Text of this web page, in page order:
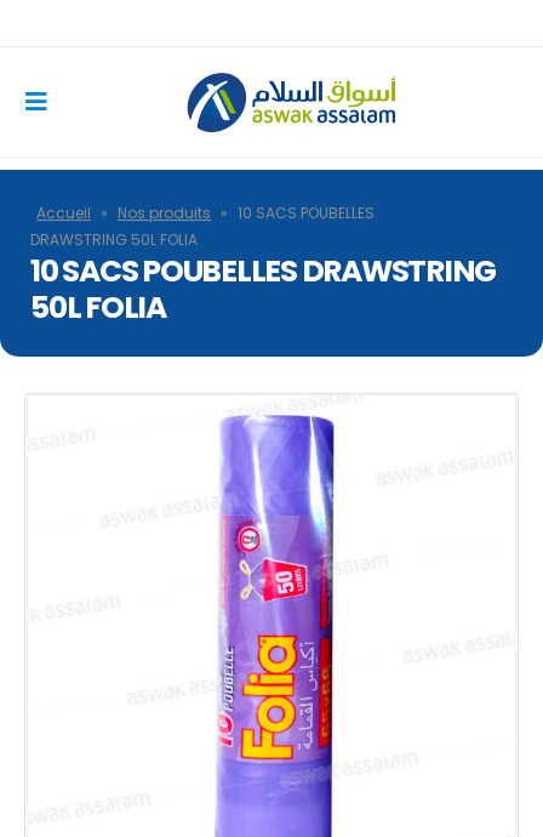
Accueil » Nos produits » 10 SACS POUBELLES
DRAWSTRING 50L FOLIA
10 SACS POUBELLES DRAWSTRING
50L FOLIA